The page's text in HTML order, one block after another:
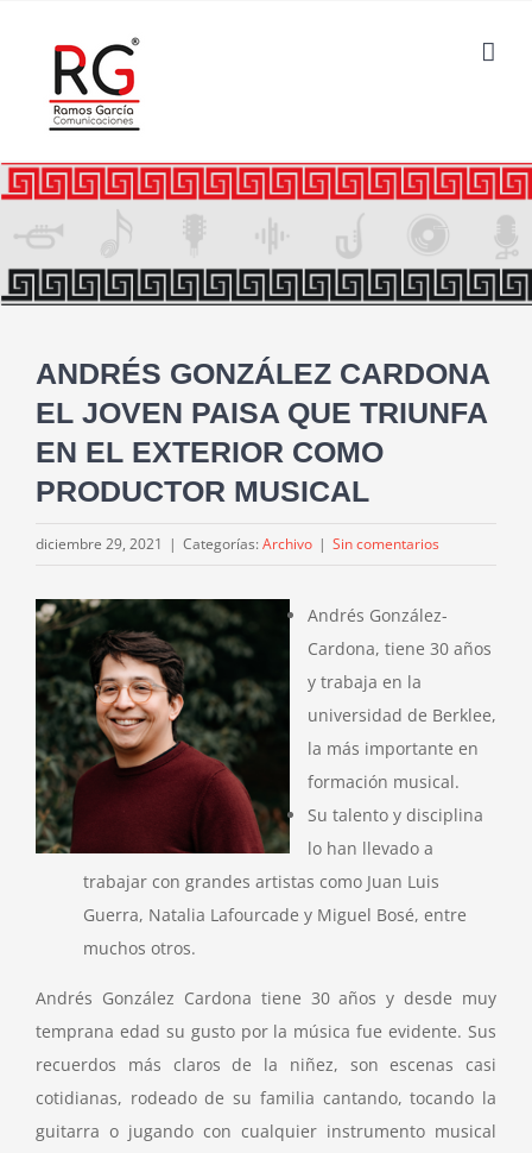
contenido
ANDRÉS GONZÁLEZ CARDONA
EL JOVEN PAISA QUE TRIUNFA
EN EL EXTERIOR COMO
PRODUCTOR MUSICAL
diciembre 29, 2021 | Categorías: Archivo | Sin comentarios
Andrés González-
Cardona, tiene 30 años
y trabaja en la
universidad de Berklee,
la más importante en
formación musical.
Su talento y disciplina
lo han llevado a
trabajar con grandes artistas como Juan Luis
Guerra, Natalia Lafourcade y Miguel Bosé, entre
muchos otros.
Andrés González Cardona tiene 30 años y desde muy
temprana edad su gusto por la música fue evidente. Sus
recuerdos más claros de la niñez, son escenas casi
cotidianas, rodeado de su familia cantando, tocando la
guitarra o jugando con cualquier instrumento musical